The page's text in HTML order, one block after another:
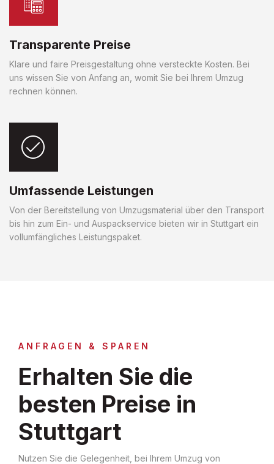
Transparente Preise
Klare und faire Preisgestaltung ohne versteckte Kosten. Bei
uns wissen Sie von Anfang an, womit Sie bei Ihrem Umzug
rechnen können.
Umfassende Leistungen
Von der Bereitstellung von Umzugsmaterial über den Transport
bis hin zum Ein- und Auspackservice bieten wir in Stuttgart ein
vollumfängliches Leistungspaket.
ANFRAGEN & SPAREN
Erhalten Sie die
besten Preise in
Stuttgart
Nutzen Sie die Gelegenheit, bei Ihrem Umzug von